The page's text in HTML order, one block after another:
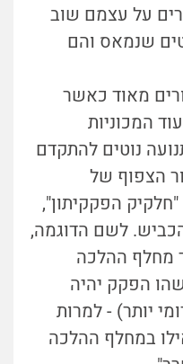
על עצמם שוב
שנמאס והם
מאוד כאשר
המכוניות
נוטים להתקדם
הצפוף של
"חלקיק הפקקיתון",
לשם הדוגמה,
מחלף ההלכה
הפקק יהיה
יותר) - למרות
במחלף ההלכה